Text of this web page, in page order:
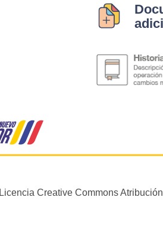
Licencia Creative Commons